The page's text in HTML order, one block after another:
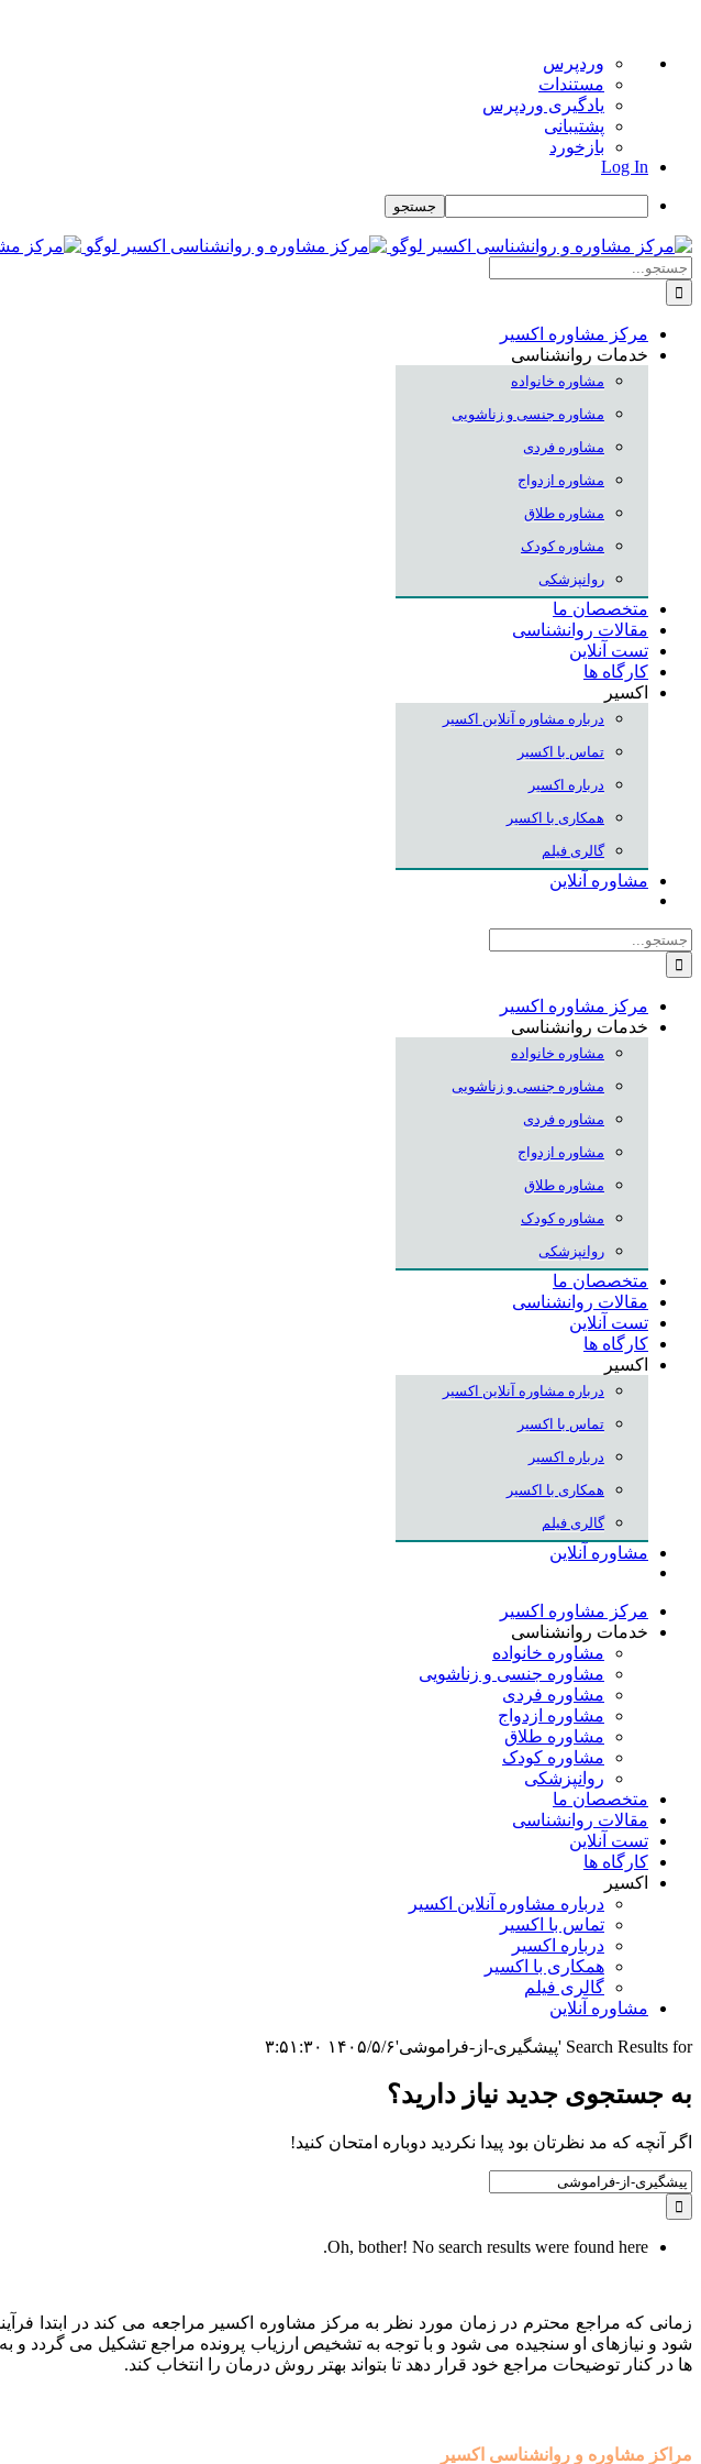
درباره
وردپرس
وردپرس
مستندات
یادگیری وردپرس
پشتیبانی
بازخورد
Log In
جستجو
Skip
to
content
جستجو
برای:
مرکز مشاوره اکسیر
خدمات روانشناسی
مشاوره خانواده
مشاوره جنسی و زناشویی
مشاوره فردی
مشاوره ازدواج
مشاوره طلاق
مشاوره کودک
روانپزشکی
متخصصان ما
مقالات روانشناسی
تست آنلاین
کارگاه ها
اکسیر
درباره مشاوره آنلاین اکسیر
تماس با اکسیر
درباره اکسیر
همکاری با اکسیر
گالری فیلم
مشاوره آنلاین
جستجو
برای:
مرکز مشاوره اکسیر
خدمات روانشناسی
مشاوره خانواده
مشاوره جنسی و زناشویی
مشاوره فردی
مشاوره ازدواج
مشاوره طلاق
مشاوره کودک
روانپزشکی
متخصصان ما
مقالات روانشناسی
تست آنلاین
کارگاه ها
اکسیر
درباره مشاوره آنلاین اکسیر
تماس با اکسیر
درباره اکسیر
همکاری با اکسیر
گالری فیلم
مشاوره آنلاین
مرکز مشاوره اکسیر
خدمات روانشناسی
مشاوره خانواده
مشاوره جنسی و زناشویی
مشاوره فردی
مشاوره ازدواج
مشاوره طلاق
مشاوره کودک
روانپزشکی
متخصصان ما
مقالات روانشناسی
تست آنلاین
کارگاه ها
اکسیر
درباره مشاوره آنلاین اکسیر
تماس با اکسیر
درباره اکسیر
همکاری با اکسیر
گالری فیلم
مشاوره آنلاین
Search Results for 'پیشگیری-از-فراموشی' ۱۴۰۵/۵/۶ ۳:۵۱:۳۰
به جستجوی جديد نياز داريد؟
اگر آنچه که مد نظرتان بود پیدا نکردید دوباره امتحان کنید!
Search
for:
Oh, bother! No search results were found here.
زمانی که مراجع محترم در زمان مورد نظر به مرکز مشاوره اکسیر مراجعه می کند در ابتدا
شود و نیازهای او سنجیده می شود و با توجه به تشخیص ارزیاب پرونده مراجع تشکیل می گردد و
ها در کنار توضیحات مراجع خود قرار دهد تا بتواند بهتر روش درمان را انتخاب کند.
مراکز مشاوره و روانشناسی اکسیر